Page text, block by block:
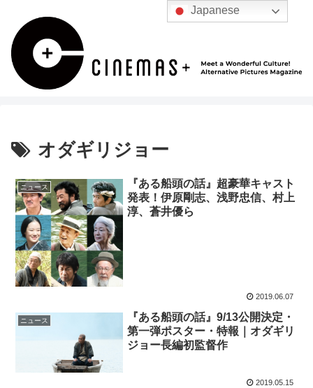
オダギリジョー
ニュース
『ある船頭の話』超豪華キャスト
発表！伊原剛志、浅野忠信、村上
淳、蒼井優ら
2019.06.07
ニュース
『ある船頭の話』9/13公開決定・
第一弾ポスター・特報｜オダギリ
ジョー長編初監督作
2019.05.15
Japanese